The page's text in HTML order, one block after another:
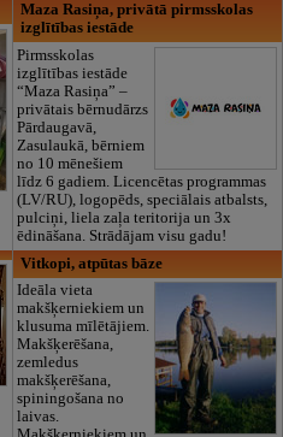
Maza Rasiņa, privātā pirmsskolas
izglītības iestāde
Pirmsskolas
izglītības iestāde
“Maza Rasiņa” –
privātais bērnudārzs
Pārdaugavā,
Zasulaukā, bērniem
no 10 mēnešiem
līdz 6 gadiem. Licencētas programmas
(LV/RU), logopēds, speciālais atbalsts,
pulciņi, liela zaļa teritorija un 3x
ēdināšana. Strādājam visu gadu!
Vitkopi, atpūtas bāze
Ideāla vieta
makšķerniekiem un
klusuma mīlētājiem.
Makšķerēšana,
zemledus
makšķerēšana,
spiningošana no
laivas.